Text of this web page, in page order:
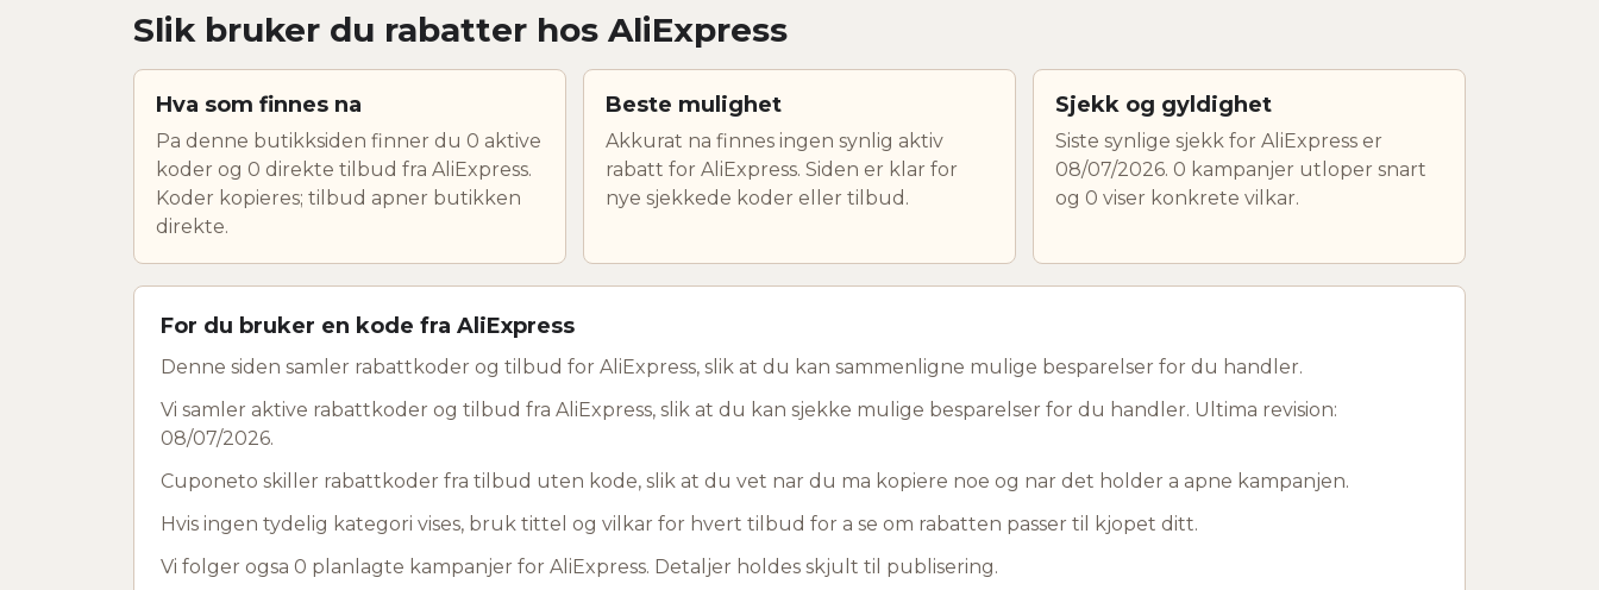
Slik bruker du rabatter hos AliExpress
Hva som finnes na
Pa denne butikksiden finner du 0 aktive
koder og 0 direkte tilbud fra AliExpress.
Koder kopieres; tilbud apner butikken
direkte.
Beste mulighet
Akkurat na finnes ingen synlig aktiv
rabatt for AliExpress. Siden er klar for
nye sjekkede koder eller tilbud.
Sjekk og gyldighet
Siste synlige sjekk for AliExpress er
08/07/2026. 0 kampanjer utloper snart
og 0 viser konkrete vilkar.
For du bruker en kode fra AliExpress
Denne siden samler rabattkoder og tilbud for AliExpress, slik at du kan sammenligne mulige besparelser for du handler.
Vi samler aktive rabattkoder og tilbud fra AliExpress, slik at du kan sjekke mulige besparelser for du handler. Ultima revision:
08/07/2026.
Cuponeto skiller rabattkoder fra tilbud uten kode, slik at du vet nar du ma kopiere noe og nar det holder a apne kampanjen.
Hvis ingen tydelig kategori vises, bruk tittel og vilkar for hvert tilbud for a se om rabatten passer til kjopet ditt.
Vi folger ogsa 0 planlagte kampanjer for AliExpress. Detaljer holdes skjult til publisering.